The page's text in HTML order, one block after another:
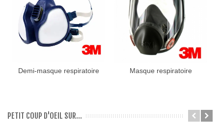
Demi-masque respiratoire
Masque respiratoire
PETIT COUP D'OEIL SUR...